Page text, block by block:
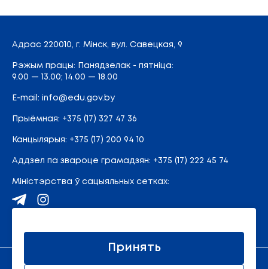
Адрас 220010, г. Мінск, вул. Савецкая, 9
Рэжым працы: Панядзелак - пятніца:
9.00 — 13.00; 14.00 — 18.00
E-mail: info@edu.gov.by
Прыёмная: +375 (17) 327 47 36
Канцылярыя: +375 (17) 200 94 10
Аддзел па звароце грамадзян: +375 (17) 222 45 74
Міністэрства ў сацыяльных сетках:
Принять